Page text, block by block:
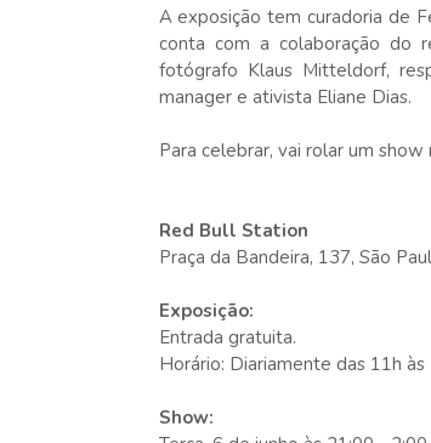
A exposição tem curadoria de
conta com a colaboração do
fotógrafo Klaus Mitteldorf,
manager e ativista Eliane Dias.
Para celebrar, vai rolar um
Red Bull Station
Praça da Bandeira, 137, São
Exposição:
Entrada gratuita.
Horário: Diariamente das 11h
Show: